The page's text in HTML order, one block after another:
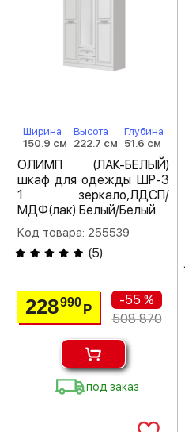
Ширина
150.9 см
Высота
222.7 см
Глубина
51.6 см
ОЛИМП (ЛАК-БЕЛЫЙ)
шкаф для одежды ШР-3
1 зеркало,ЛДСП/
МДФ(лак) Белый/Белый
Код товара: 255539
(5)
228990Р
-55 %
508 870
под заказ